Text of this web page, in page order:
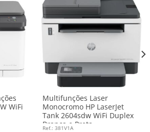
WiFi
Multifunções Laser
Monocromo HP LaserJet
Tank 2604sdw WiFi Duplex
Branca e Preta
Ref.: 381V1A